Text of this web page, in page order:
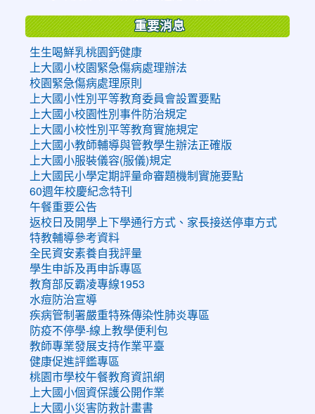
重要消息
生生喝鮮乳桃園鈣健康
上大國小校園緊急傷病處理辦法
校園緊急傷病處理原則
上大國小性別平等教育委員會設置要點
上大國小校園性別事件防治規定
上大國小校性別平等教育實施規定
上大國小教師輔導與管教學生辦法正確版
上大國小服裝儀容(服儀)規定
上大國民小學定期評量命審題機制實施要點
60週年校慶紀念特刊
午餐重要公告
返校日及開學上下學通行方式、家長接送停車方式
特教輔導參考資料
全民資安素養自我評量
學生申訴及再申訴專區
教育部反霸凌專線1953
水痘防治宣導
疾病管制署嚴重特殊傳染性肺炎專區
防疫不停學-線上教學便利包
教師專業發展支持作業平臺
健康促進評鑑專區
桃園市學校午餐教育資訊網
上大國小個資保護公開作業
上大國小災害防救計畫書